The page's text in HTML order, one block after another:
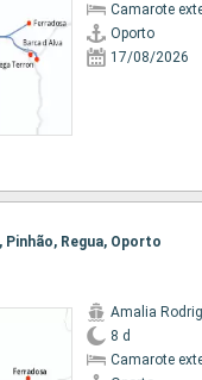
Camarote
Oporto
17/08/2026
Pinhão, Regua, Oporto
Amalia
8 d
Camarote